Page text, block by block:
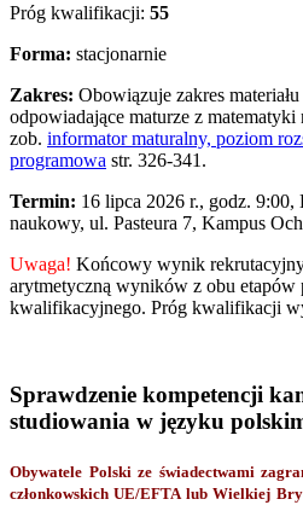
Próg kwalifikacji: 55
Forma: stacjonarnie
Zakres: Obowiązuje zakres
odpowiadające maturze z
zob. informator maturalny, poziom
programowa str. 326-341.
Termin: 16 lipca 2026 r., godz.
naukowy, ul. Pasteura 7, Kampus
Uwaga! Końcowy wynik
arytmetyczną wyników z obu etapów
kwalifikacyjnego. Próg kwalifikacji
Sprawdzenie kompetencji
studiowania w języku
Obywatele Polski ze świadectwami
członkowskich UE/EFTA lub Wielkiej